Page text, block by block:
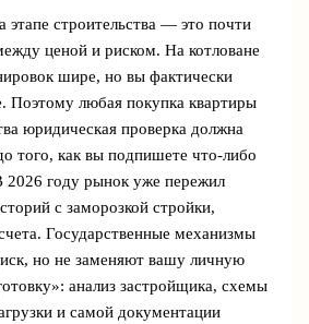
этапе строительства — это почти
ценой и риском. На котловане
шире, но вы фактически
Поэтому любая покупка квартиры
юридическая проверка должна
того, как вы подпишете что‑либо
2026 году рынок уже пережил
с заморозкой стройки,
Государственные механизмы
но не заменяют вашу личную
анализ застройщика, схемы
и самой документации